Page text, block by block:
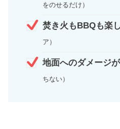
をのせるだけ）
焚き火もBBQも楽
ア）
地面へのダメージ
ちない）